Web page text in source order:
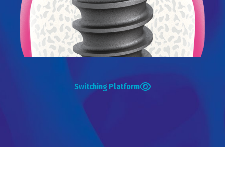
Switching Platform